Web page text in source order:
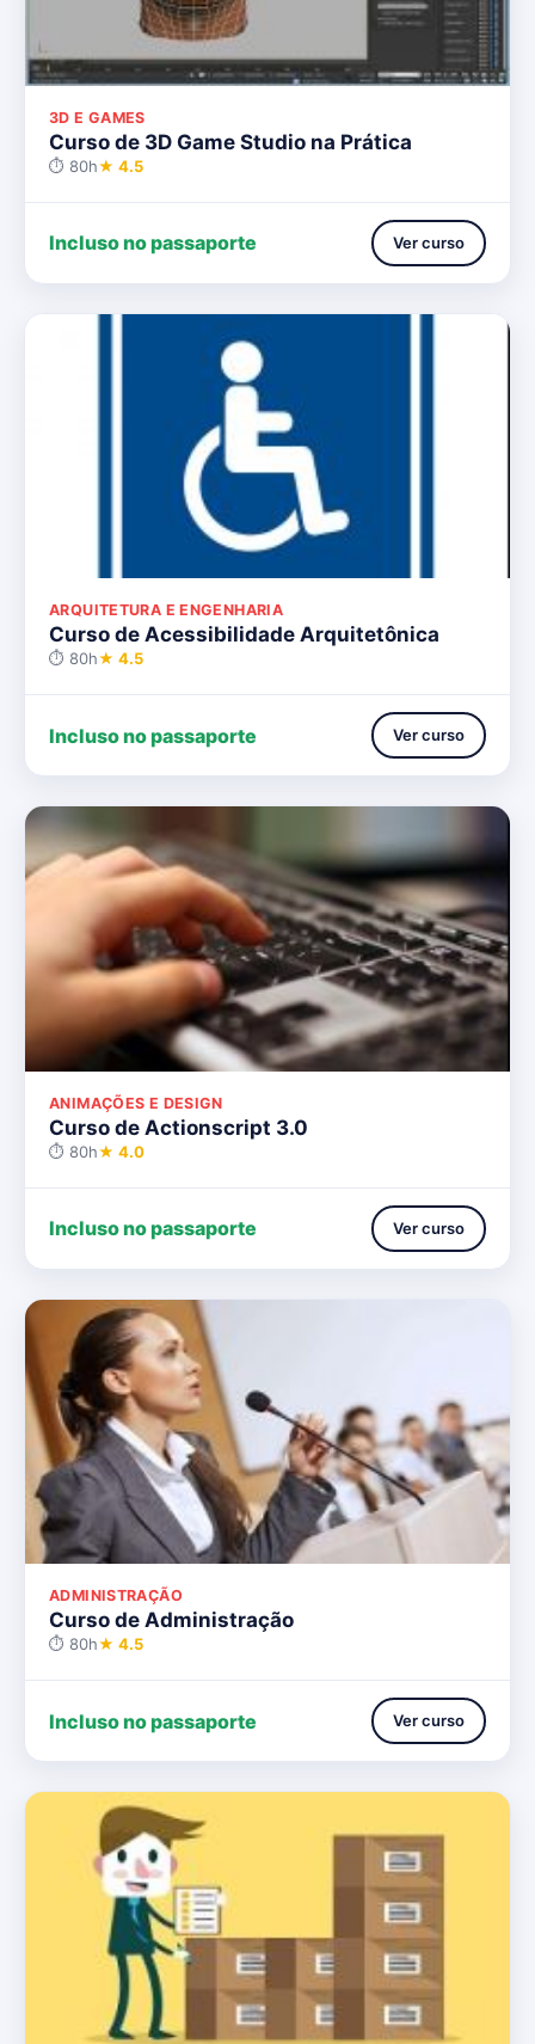
3D E GAMES
Curso de 3D Game Studio na Prática
⏱ 80h★ 4.5
Incluso no passaporte Ver curso
ARQUITETURA E ENGENHARIA
Curso de Acessibilidade Arquitetônica
⏱ 80h★ 4.5
Incluso no passaporte Ver curso
ANIMAÇÕES E DESIGN
Curso de Actionscript 3.0
⏱ 80h★ 4.0
Incluso no passaporte Ver curso
ADMINISTRAÇÃO
Curso de Administração
⏱ 80h★ 4.5
Incluso no passaporte Ver curso